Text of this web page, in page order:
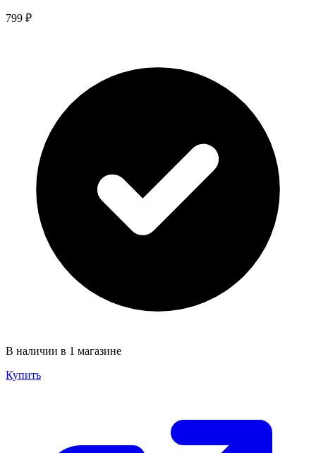
799 ₽
В наличии в 1 магазине
Купить